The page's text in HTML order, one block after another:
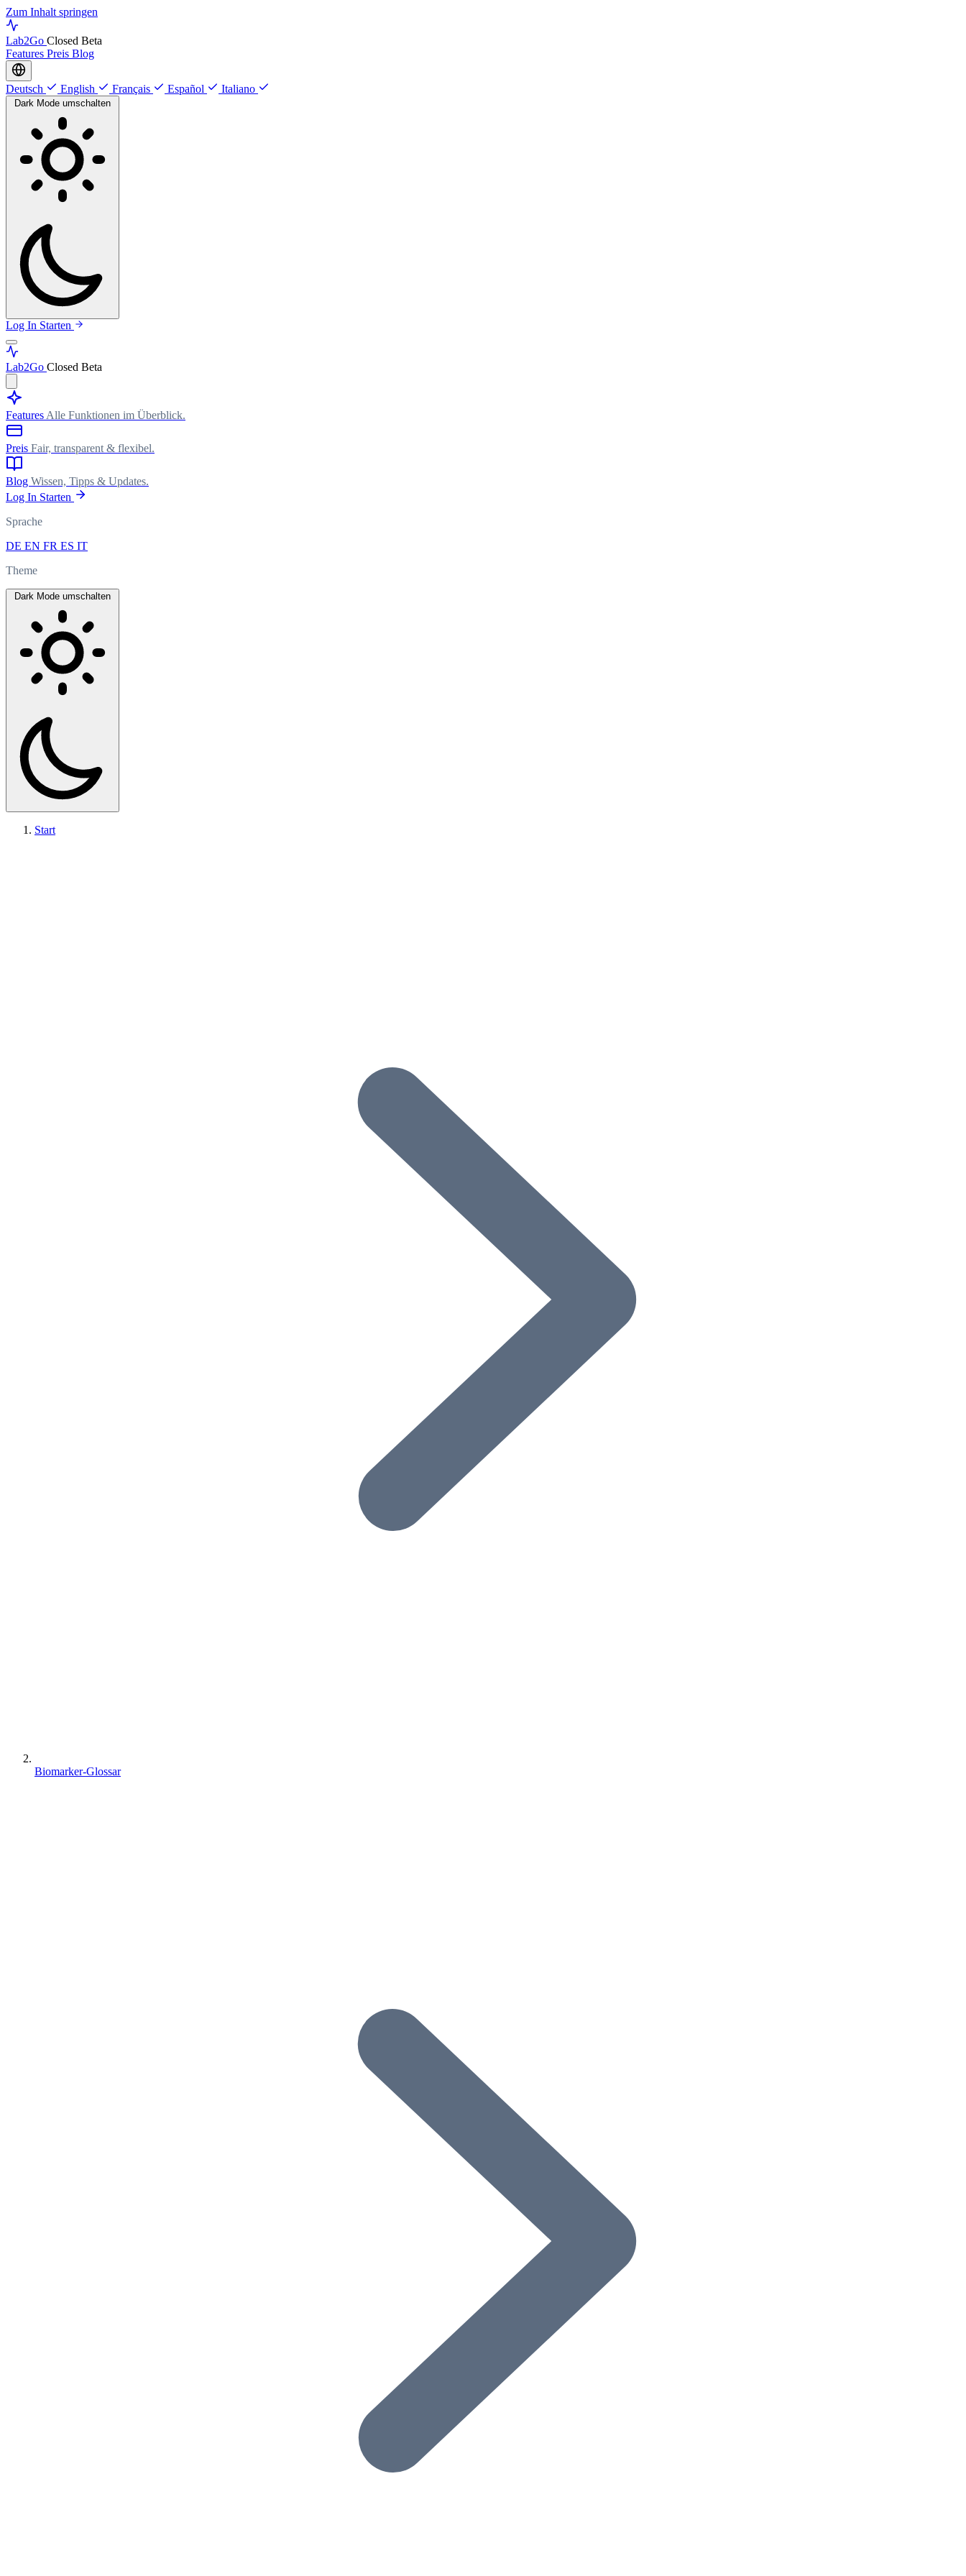
Zum Inhalt springen
Lab2Go Closed Beta
Features Preis Blog
Deutsch English Français Español Italiano
Dark Mode umschalten
Log In Starten
Lab2Go Closed Beta
Features Alle Funktionen im Überblick.
Preis Fair, transparent & flexibel.
Blog Wissen, Tipps & Updates.
Log In Starten
Sprache
DE EN FR ES IT
Theme
Dark Mode umschalten
Start
Biomarker-Glossar